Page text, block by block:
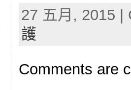
27 五月, 2015
護
Comments are